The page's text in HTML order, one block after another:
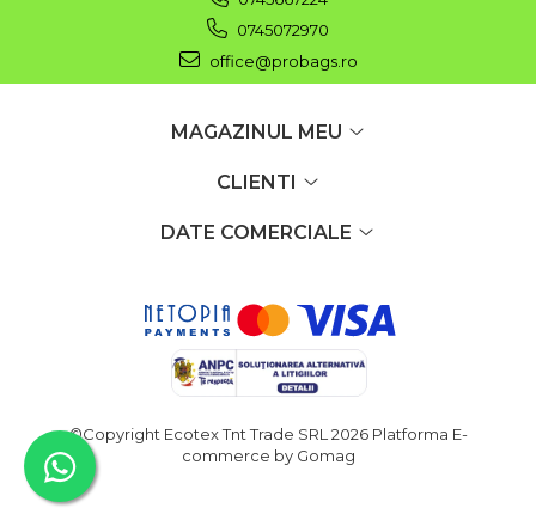
0745072970
office@probags.ro
MAGAZINUL MEU
CLIENTI
DATE COMERCIALE
©Copyright Ecotex Tnt Trade SRL 2026 Platforma E-
commerce by Gomag